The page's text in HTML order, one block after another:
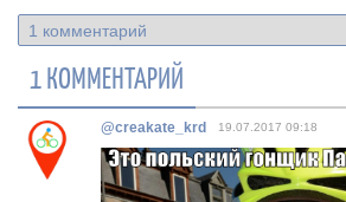
1 КОММЕНТАРИЙ
@creakate_krd 19.07.2017 09:18